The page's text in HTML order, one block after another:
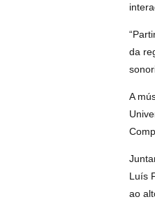
da
A
Luís
ao